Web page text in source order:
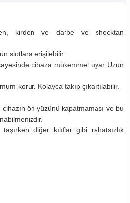
kirden ve darbe ve shocktan
slotlara erişilebilir.
cihaza mükemmel uyar Uzun
korur. Kolayca takıp çıkartılabilir.
cihazın ön yüzünü kapatmaması ve bu
diğer kılıflar gibi rahatsızlık